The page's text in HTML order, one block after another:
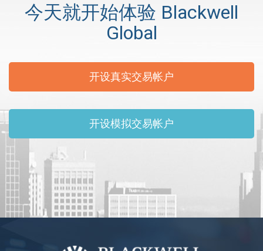
今天就开始体验 Blackwell
Global
开设真实交易帐户
开设模拟交易帐户